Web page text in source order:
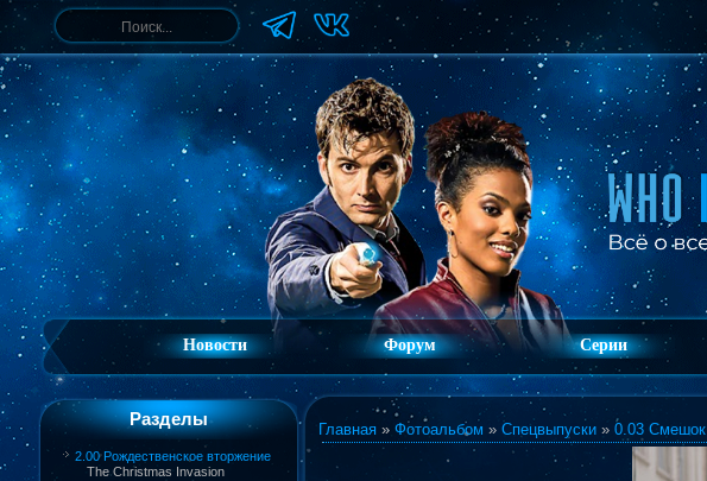
Новости Форум Серии
Разделы
2.00 Рождественское вторжение
The Christmas Invasion
Главная » Фотоальбом » Спецвыпуски » 0.03 Смешок